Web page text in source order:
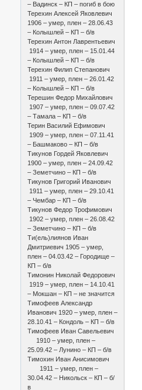
– Вадинск – КП – погиб в бою
Терехин Алексей Яковлевич
1906 – умер, плен – 28.06.43
– Колышлей – КП – б/в
Терехин Антон Лаврентьевич
1914 – умер, плен – 15.01.44
– Колышлей – КП – б/в
Терехин Филип Степанович
1911 – умер, плен – 26.01.42
– Колышлей – КП – б/в
Терешин Федор Михайлович
1907 – умер, плен – 09.07.42
– Тамала – КП – б/в
Терин Василий Ефимович
1909 – умер, плен – 07.11.41
– Башмаково – КП – б/в
Тикунов Гордей Яковлевич
1900 – умер, плен – 24.09.42
– Земетчино – КП – б/в
Тикунов Григорий Иванович
1911 – умер, плен – 29.10.41
– Чембар – КП – б/в
Тикунов Федор Трофимович
1902 – умер, плен – 26.08.42
– Земетчино – КП – б/в
Ти(ель)лиянов Иван
Дмитриевич 1905 – умер,
плен – 04.03.42 – Городище –
КП – б/в
Тимонин Николай Федорович
1919 – умер, плен – 14.10.41
– Мокшан – КП – не значится
Тимофеев Александр
Иванович 1920 – умер, плен –
28.10.41 – Кондоль – КП – б/в
Тимофеев Иван Савельевич
1910 – умер, плен –
25.09.42 – Лунино – КП – б/в
Тимохин Иван Анисимович
1911 – умер, плен –
30.04.42 – Никольск – КП – б/
в